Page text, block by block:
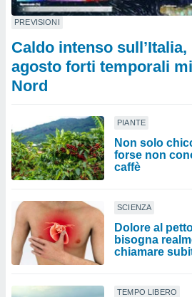
PREVISIONI
Caldo intenso
agosto forti temporali
Nord
PIANTE
Non solo
forse non
caffè
SCIENZA
Dolore al
bisogna
chiamare
TEMPO LIBERO